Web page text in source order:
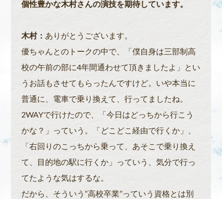
個性豊かな木村さんの演技を期待しています。
木村： ありがとうございます。
優ちゃんとのトークの中で、「僕自身は三部制高
校の午前の部に4年間通わせて頂きましたよ」とい
うお話もさせてもらったんですけど。いや本当に
普通に、電車で乗り換えて、行ってましたね。
2WAYで行けたので、「今日はどっちから行こう
かな？」っていう。「どこどこ経由で行くか」、
「右回りのこっちから乗って、あそこで乗り換え
て、目的地の駅に行くか」っていう、気分で行っ
てたような気はするな。
だから、そういう“高校卒業”っていう資格とは別